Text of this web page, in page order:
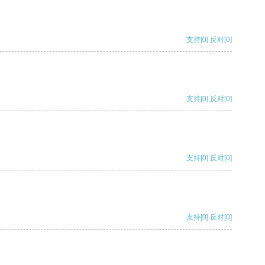
支持[0] 反对[0]
支持[0] 反对[0]
支持[0] 反对[0]
支持[0] 反对[0]